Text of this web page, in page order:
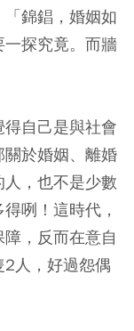
錦錩，婚姻如
探究竟。而牆
自己是與社會
於婚姻、離婚
，也不是少數
咧！這時代，
，反而在意自
人，好過怨偶